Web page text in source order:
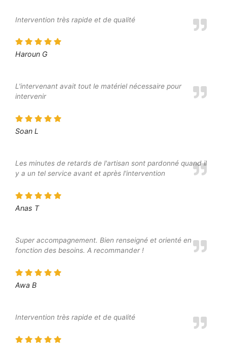
Intervention très rapide et de qualité
Haroun G
L'intervenant avait tout le matériel nécessaire pour
intervenir
Soan L
Les minutes de retards de l'artisan sont pardonné quand il
y a un tel service avant et après l'intervention
Anas T
Super accompagnement. Bien renseigné et orienté en
fonction des besoins. A recommander !
Awa B
Intervention très rapide et de qualité